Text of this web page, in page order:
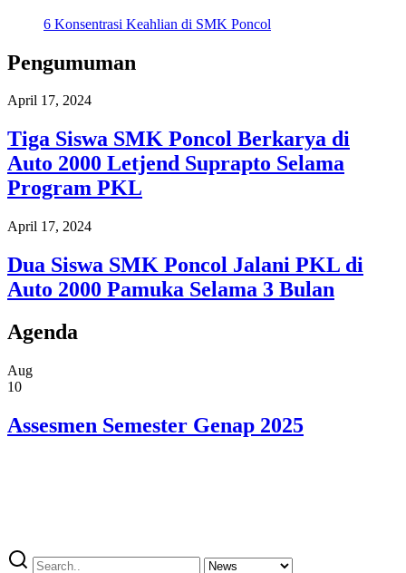
6 Konsentrasi Keahlian di SMK Poncol
Pengumuman
April 17, 2024
Tiga Siswa SMK Poncol Berkarya di
Auto 2000 Letjend Suprapto Selama
Program PKL
April 17, 2024
Dua Siswa SMK Poncol Jalani PKL di
Auto 2000 Pamuka Selama 3 Bulan
Agenda
Aug
10
Assesmen Semester Genap 2025